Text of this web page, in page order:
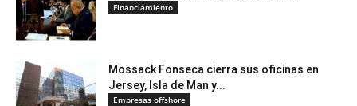
Financiamiento
Mossack Fonseca cierra sus oficinas en
Jersey, Isla de Man y...
Empresas offshore